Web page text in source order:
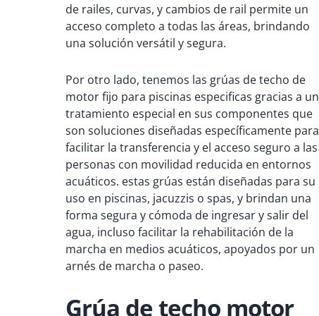
de railes, curvas, y cambios de rail permite un
acceso completo a todas las áreas, brindando
una solución versátil y segura.
Por otro lado, tenemos las grúas de techo de
motor fijo para piscinas especificas gracias a un
tratamiento especial en sus componentes que
son soluciones diseñadas específicamente para
facilitar la transferencia y el acceso seguro a las
personas con movilidad reducida en entornos
acuáticos. estas grúas están diseñadas para su
uso en piscinas, jacuzzis o spas, y brindan una
forma segura y cómoda de ingresar y salir del
agua, incluso facilitar la rehabilitación de la
marcha en medios acuáticos, apoyados por un
arnés de marcha o paseo.
Grúa de techo motor